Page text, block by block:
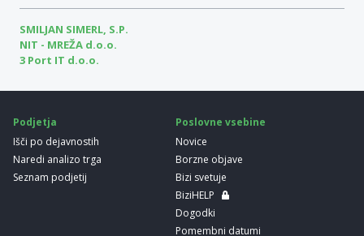
SMILJAN SIMERL, S.P.
NIT - MREŽA d.o.o.
3 Port IT d.o.o.
Podjetja
Išči po dejavnostih
Naredi analizo trga
Seznam podjetij
Poslovne vsebine
Novice
Borzne objave
Bizi svetuje
BiziHELP
Dogodki
Pomembni datumi